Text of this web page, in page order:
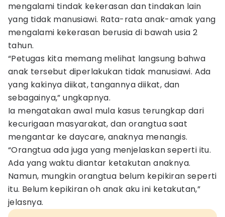
mengalami tindak kekerasan dan tindakan lain
yang tidak manusiawi. Rata-rata anak-amak yang
mengalami kekerasan berusia di bawah usia 2
tahun.
“Petugas kita memang melihat langsung bahwa
anak tersebut diperlakukan tidak manusiawi. Ada
yang kakinya diikat, tangannya diikat, dan
sebagainya,” ungkapnya.
Ia mengatakan awal mula kasus terungkap dari
kecurigaan masyarakat, dan orangtua saat
mengantar ke daycare, anaknya menangis.
“Orangtua ada juga yang menjelaskan seperti itu.
Ada yang waktu diantar ketakutan anaknya.
Namun, mungkin orangtua belum kepikiran seperti
itu. Belum kepikiran oh anak aku ini ketakutan,”
jelasnya.